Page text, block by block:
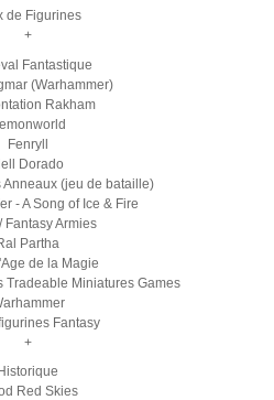
de Figurines
+
Fantastique
(Warhammer)
Rakham
Fenryll
Dorado
Anneaux (jeu de bataille)
- A Song of Ice & Fire
Fantasy Armies
Partha
de la Magie
Tradeable Miniatures Games
Fantasy
+
Historique
Red Skies